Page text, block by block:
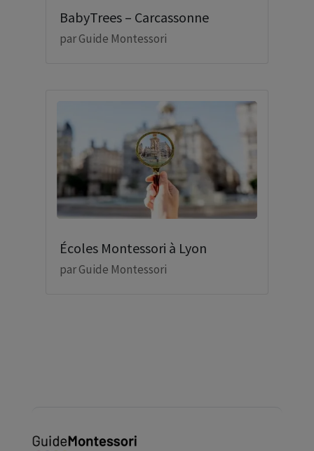
BabyTrees – Carcassonne
parGuide Montessori
Écoles Montessori à Lyon
parGuide Montessori